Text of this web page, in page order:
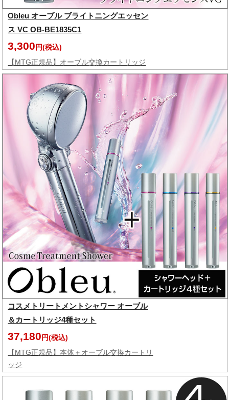
Obleu オーブル ブライトニングエッセン
ス VC OB-BE1835C1
3,300 円(税込)
【MTG正規品】オーブル交換カートリッジ
コスメトリートメントシャワー オーブル
＆カートリッジ4種セット
37,180 円(税込)
【MTG正規品】本体＋オーブル交換カートリ
ッジ